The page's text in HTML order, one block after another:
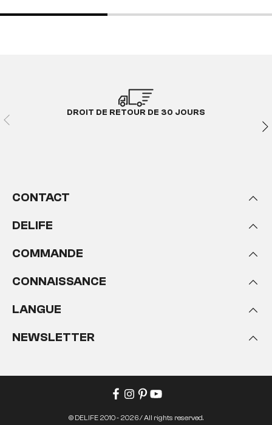
DROIT DE RETOUR DE 30 JOURS
CONTACT
DELIFE
COMMANDE
CONNAISSANCE
LANGUE
NEWSLETTER
© DELIFE 2010 - 2026 / All rights reserved.